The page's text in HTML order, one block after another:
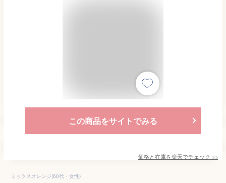
この商品をサイトでみる
価格と在庫を楽天でチェック >>
ミックスオレンジ(60代・女性)